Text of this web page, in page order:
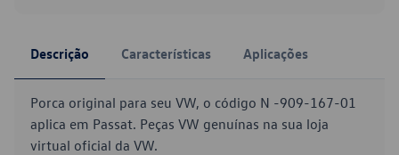
Descrição Características Aplicações
Porca original para seu VW, o código N -909-167-01
aplica em Passat. Peças VW genuínas na sua loja
virtual oficial da VW.